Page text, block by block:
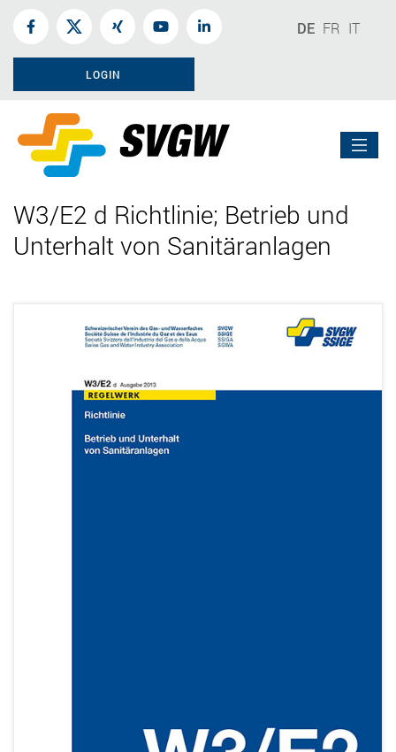
DE FR IT
LOGIN
W3/E2 d Richtlinie; Betrieb und
Unterhalt von Sanitäranlagen